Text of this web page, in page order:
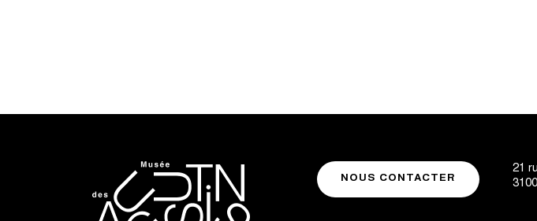
NOUS CONTACTER
21